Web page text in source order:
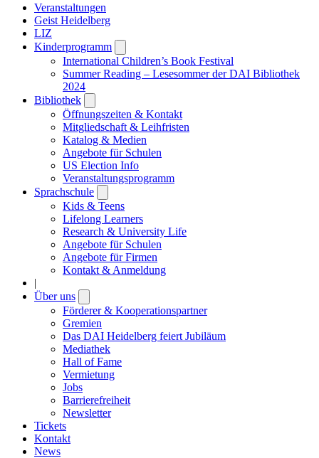
Veranstaltungen
Geist Heidelberg
LIZ
Kinderprogramm
submenu
International Children’s Book Festival
Summer Reading – Lesesommer der DAI Bibliothek
2024
Bibliothek
submenu
Öffnungszeiten & Kontakt
Mitgliedschaft & Leihfristen
Katalog & Medien
Angebote für Schulen
US Election Info
Veranstaltungsprogramm
Sprachschule
submenu
Kids & Teens
Lifelong Learners
Research & University Life
Angebote für Schulen
Angebote für Firmen
Kontakt & Anmeldung
|
Über uns
submenu
Förderer & Kooperationspartner
Gremien
Das DAI Heidelberg feiert Jubiläum
Mediathek
Hall of Fame
Vermietung
Jobs
Barrierefreiheit
Newsletter
Tickets
Kontakt
News